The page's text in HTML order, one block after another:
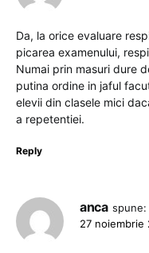
Da, la orice evaluare
picarea examenului,
Numai prin masuri dure
putina ordine in jaful
elevii din clasele mici
a repetentiei.
Reply
anca spune:
27 noiembrie